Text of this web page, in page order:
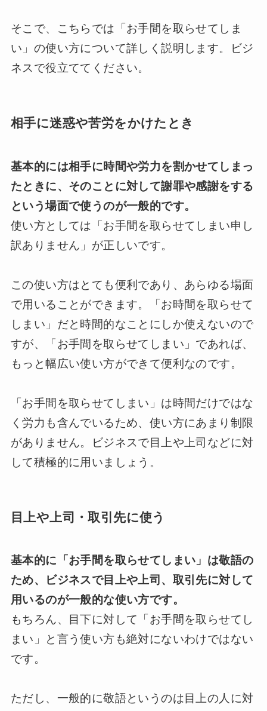
そこで、こちらでは「お手間を取らせてしま
い」の使い方について詳しく説明します。ビジ
ネスで役立ててください。
相手に迷惑や苦労をかけたとき
基本的には相手に時間や労力を割かせてしまっ
たときに、そのことに対して謝罪や感謝をする
という場面で使うのが一般的です。
使い方としては「お手間を取らせてしまい申し
訳ありません」が正しいです。
この使い方はとても便利であり、あらゆる場面
で用いることができます。「お時間を取らせて
しまい」だと時間的なことにしか使えないので
すが、「お手間を取らせてしまい」であれば、
もっと幅広い使い方ができて便利なのです。
「お手間を取らせてしまい」は時間だけではな
く労力も含んでいるため、使い方にあまり制限
がありません。ビジネスで目上や上司などに対
して積極的に用いましょう。
目上や上司・取引先に使う
基本的に「お手間を取らせてしまい」は敬語の
ため、ビジネスで目上や上司、取引先に対して
用いるのが一般的な使い方です。
もちろん、目下に対して「お手間を取らせてし
まい」と言う使い方も絶対にないわけではない
です。
ただし、一般的に敬語というのは目上の人に対